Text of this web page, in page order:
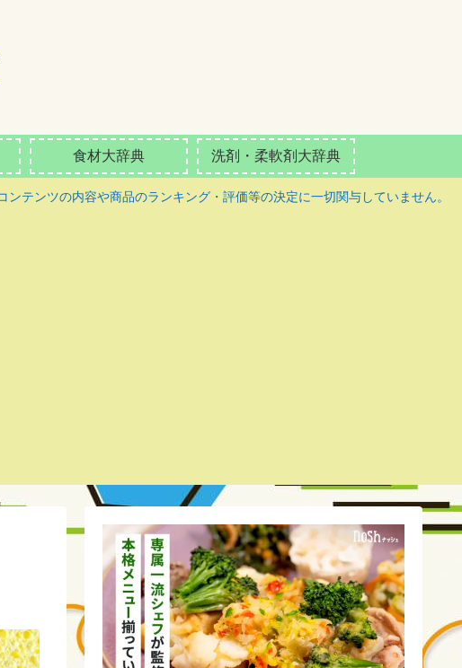
食材大辞典 洗剤・柔軟剤大辞典
テンツの内容や商品のランキング・評価等の決定に一切関与していません。